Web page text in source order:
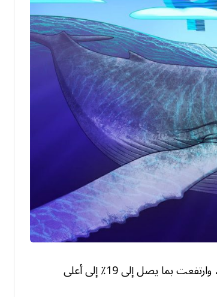
انتعشت عملة XRP (XRP) من أدنى مستوياتها في أبريل عند 1.26 دولارًا، وارتفعت بما يصل إلى 19٪ إلى أعلى